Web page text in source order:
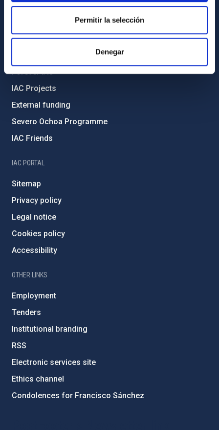
Permitir la selección
Denegar
Transparency
Code of ethics and anti-fraud policy
Gender equality and diversity
Environment and Sustainability
Forever IAC
IAC Projects
External funding
Severo Ochoa Programme
IAC Friends
IAC PORTAL
Sitemap
Privacy policy
Legal notice
Cookies policy
Accessibility
OTHER LINKS
Employment
Tenders
Institutional branding
RSS
Electronic services site
Ethics channel
Condolences for Francisco Sánchez